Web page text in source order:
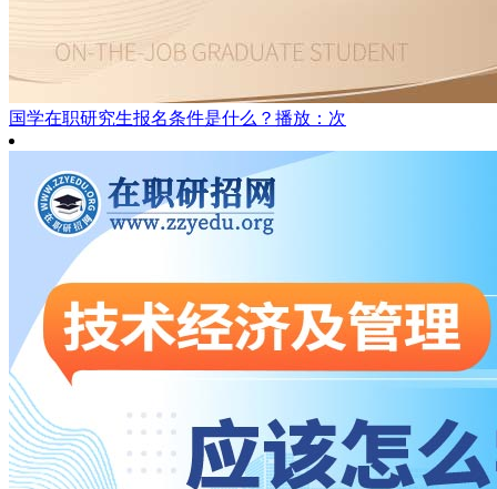
国学在职研究生报名条件是什么？ 播放：次